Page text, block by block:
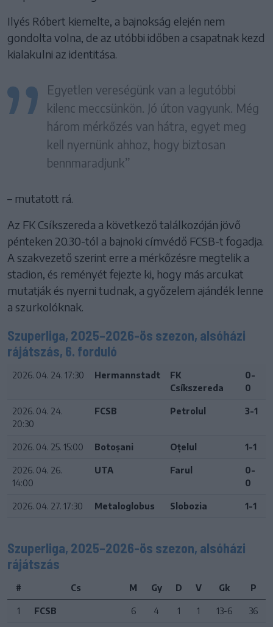
Ilyés Róbert kiemelte, a bajnokság elején nem
gondolta volna, de az utóbbi időben a csapatnak kezd
kialakulni az identitása.
Egyetlen vereségünk van a legutóbbi
kilenc meccsünkön. Jó úton vagyunk. Még
három mérkőzés van hátra, egyet meg
kell nyernünk ahhoz, hogy biztosan
bennmaradjunk”
– mutatott rá.
Az FK Csíkszereda a következő találkozóján jövő
pénteken 20.30-tól a bajnoki címvédő FCSB-t fogadja.
A szakvezető szerint erre a mérkőzésre megtelik a
stadion, és reményét fejezte ki, hogy más arcukat
mutatják és nyerni tudnak, a győzelem ajándék lenne
a szurkolóknak.
Szuperliga, 2025–2026-ös szezon, alsóházi
rájátszás, 6. forduló
2026. 04. 24. 17:30 Hermannstadt
FK
Csíkszereda
0-
0
2026. 04. 24.
20:30
FCSB Petrolul 3-1
2026. 04. 25. 15:00 Botoșani Oțelul 1-1
2026. 04. 26.
14:00
UTA Farul
0-
0
2026. 04. 27. 17:30 Metaloglobus Slobozia 1-1
Szuperliga, 2025–2026-ös szezon, alsóházi
rájátszás
# Cs M Gy D V Gk P
1 FCSB 6 4 1 1 13-6 36